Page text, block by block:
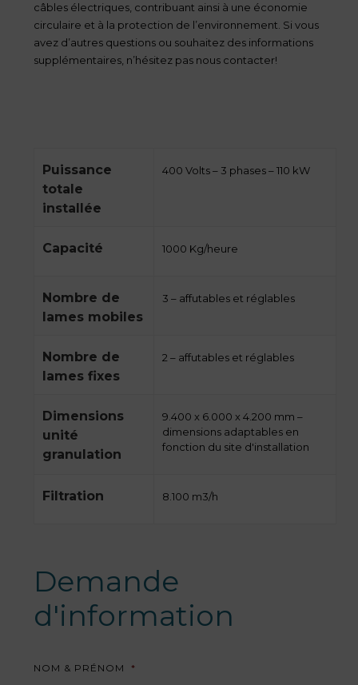
câbles électriques, contribuant ainsi à une économie
circulaire et à la protection de l’environnement. Si vous
avez d’autres questions ou souhaitez des informations
supplémentaires, n’hésitez pas nous contacter!
Puissance
totale
installée
400 Volts – 3 phases – 110 kW
Capacité 1000 Kg/heure
Nombre de
lames mobiles
3 – affutables et réglables
Nombre de
lames fixes
2 – affutables et réglables
Dimensions
unité
granulation
9.400 x 6.000 x 4.200 mm –
dimensions adaptables en
fonction du site d'installation
Filtration 8.100 m3/h
Demande
d'information
NOM & PRÉNOM *